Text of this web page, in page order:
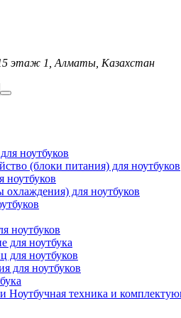
этаж 1, Алматы, Казахстан
ноутбуков
(блоки питания) для ноутбуков
ноутбуков
для ноутбуков
ноутбуков
для ноутбука
ноутбуков
для ноутбуков
Ноутбучная техника и